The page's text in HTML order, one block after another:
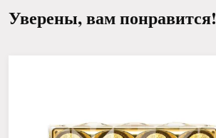
Уверены, вам понравится!